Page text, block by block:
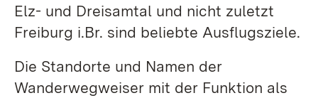
Elz- und Dreisamtal und nicht zuletzt
Freiburg i.Br. sind beliebte Ausflugsziele.
Die Standorte und Namen der
Wanderwegweiser mit der Funktion als